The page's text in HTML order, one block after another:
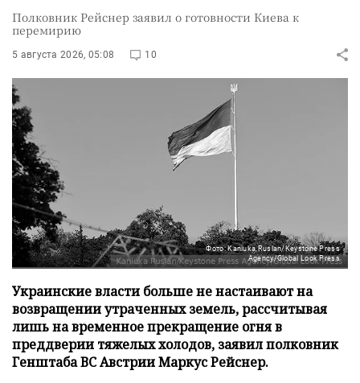
Полковник Рейснер заявил о готовности Киева к
перемирию
5 августа 2026, 05:08 10
Фото: Kaniuka Ruslan/Keystone Press
Agency/Global Look Press
Украинские власти больше не настаивают на
возвращении утраченных земель, рассчитывая
лишь на временное прекращение огня в
преддверии тяжелых холодов, заявил полковник
Генштаба ВС Австрии Маркус Рейснер.